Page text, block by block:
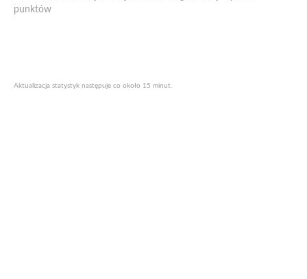
punktów
Aktualizacja statystyk następuje co około 15 minut.